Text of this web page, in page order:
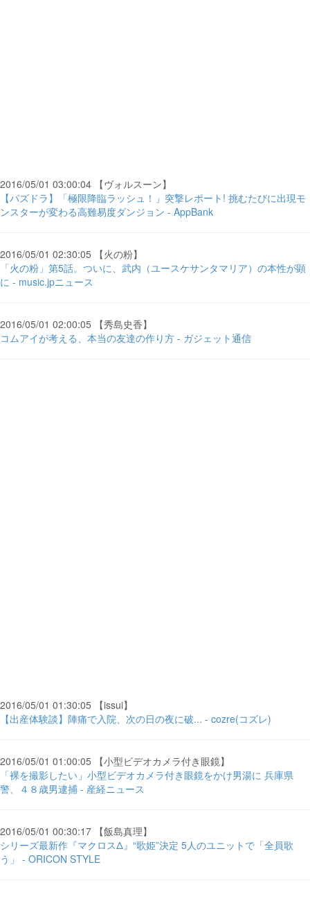
2016/05/01 03:00:04 【ヴォルスーン】
【パズドラ】「極限降臨ラッシュ！」突撃レポート! 挑むたびに出現モ
ンスターが変わる高難易度ダンジョン - AppBank
2016/05/01 02:30:05 【火の粉】
「火の粉」第5話。ついに、武内（ユースケサンタマリア）の本性が顕
に - music.jpニュース
2016/05/01 02:00:05 【秀島史香】
コムアイが考える、本当の友達の作り方 - ガジェット通信
2016/05/01 01:30:05 【issui】
【出産体験談】陣痛で入院、次の日の夜に破... - cozre(コズレ)
2016/05/01 01:00:05 【小型ビデオカメラ付き眼鏡】
「裸を撮影したい」小型ビデオカメラ付き眼鏡をかけ男湯に 兵庫県
警、４８歳男逮捕 - 産経ニュース
2016/05/01 00:30:17 【飯島真理】
シリーズ最新作『マクロスΔ』“歌姫”決定 5人のユニットで「全員歌
う」 - ORICON STYLE